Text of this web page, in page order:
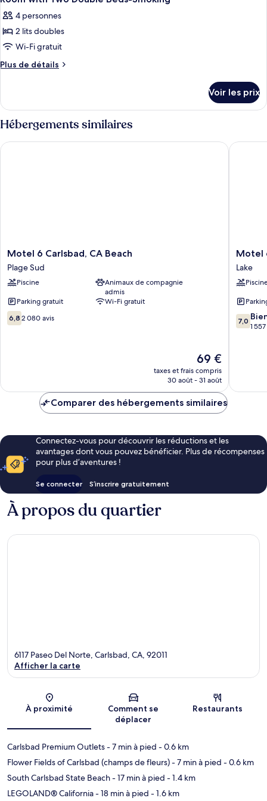
4 personnes
2 lits doubles
Wi-Fi gratuit
Plus de détails
Plus
le
type
de
chambre
Room
Voir les prix
Hébergements similaires
Motel
6
Carlsbad,
CA
Plage
Sud
Motel 6 Carlsbad, CA Beach
Plage Sud
Piscine
Animaux de compagnie
admis
Parking gratuit
Wi-Fi gratuit
6.8
sur
6,8 2 080 avis
Le
nouveau
prix
de
69 €
taxes et frais compris
30 août - 31 août
Motel 6 Carlsbad, CA Beach
Motel
6
CA
Motel
Lake
7.0
sur
7,0
1
Motel 6
Comparer des hébergements similaires
Connectez-vous pour découvrir les réductions et les
avantages dont vous pouvez bénéficier. Plus de récompenses
pour plus d’aventures !
Se connecter S’inscrire gratuitement
À propos du quartier
Carte
6117 Paseo Del Norte, Carlsbad, CA, 92011
Afficher la carte
À proximité
Comment se
déplacer
Restaurants
Carlsbad Premium Outlets- 7 min à pied - 0.6 km
Flower Fields of Carlsbad (champs de fleurs)- 7 min à pied - 0.6 km
South Carlsbad State Beach- 17 min à pied - 1.4 km
LEGOLAND® California- 18 min à pied - 1.6 km